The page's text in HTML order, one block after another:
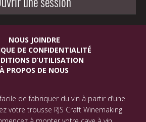
NOUS JOINDRE
DE CONFIDENTIALITÉ
D’UTILISATION
À PROPOS DE NOUS
de fabriquer du vin à partir d’une
votre trousse RJS Craft Winemaking